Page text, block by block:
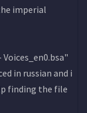
imperial
in russian and i
finding the file